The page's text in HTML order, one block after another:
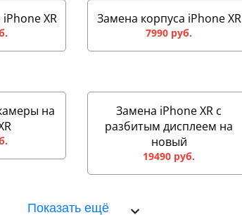
XR Замена корпуса iPhone XR
7990 руб.
на
Замена iPhone XR с
разбитым дисплеем на
новый
19490 руб.
Показать ещё